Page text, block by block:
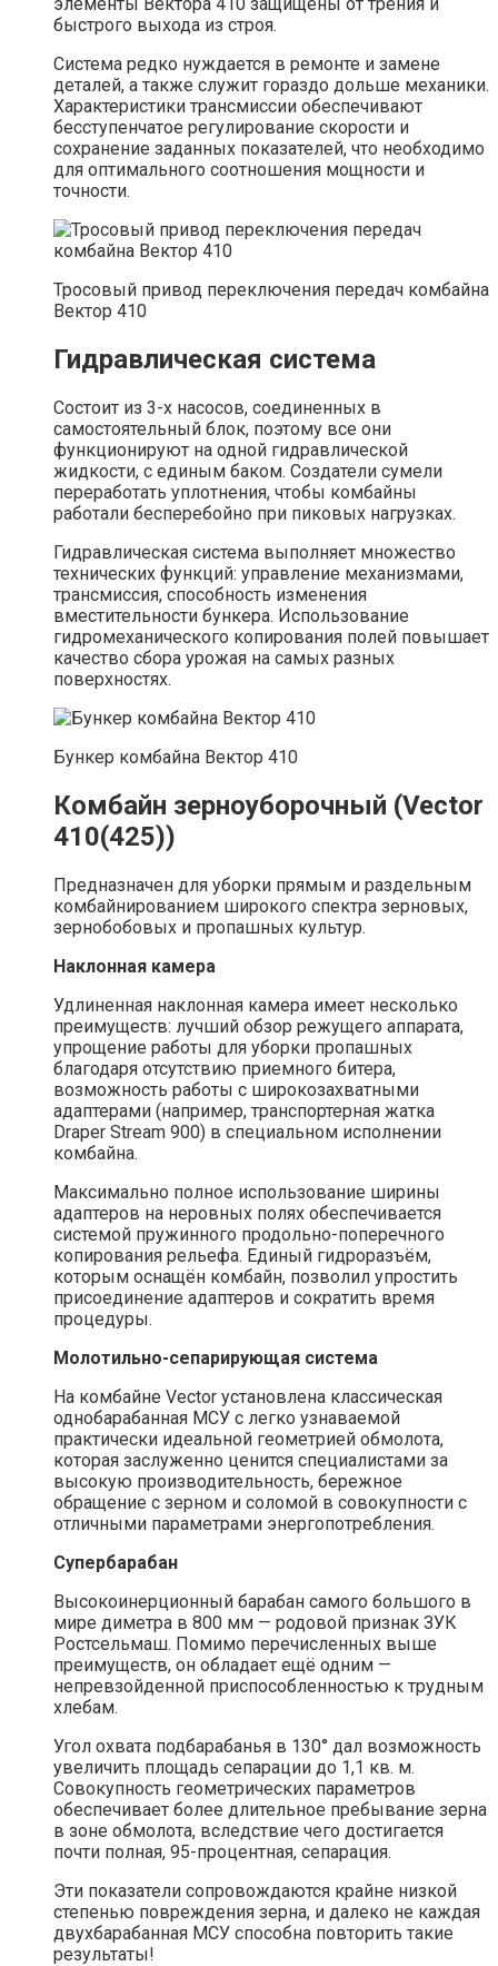
быстрого выхода из строя.
Система редко нуждается в ремонте и замене
деталей, а также служит гораздо дольше механики.
Характеристики трансмиссии обеспечивают
бесступенчатое регулирование скорости и
сохранение заданных показателей, что необходимо
для оптимального соотношения мощности и
точности.
Тросовый привод переключения передач комбайна
Вектор 410
Гидравлическая система
Состоит из 3-х насосов, соединенных в
самостоятельный блок, поэтому все они
функционируют на одной гидравлической
жидкости, с единым баком. Создатели сумели
переработать уплотнения, чтобы комбайны
работали бесперебойно при пиковых нагрузках.
Гидравлическая система выполняет множество
технических функций: управление механизмами,
трансмиссия, способность изменения
вместительности бункера. Использование
гидромеханического копирования полей повышает
качество сбора урожая на самых разных
поверхностях.
Бункер комбайна Вектор 410
Комбайн зерноуборочный (Vector
410(425))
Предназначен для уборки прямым и раздельным
комбайнированием широкого спектра зерновых,
зернобобовых и пропашных культур.
Наклонная камера
Удлиненная наклонная камера имеет несколько
преимуществ: лучший обзор режущего аппарата,
упрощение работы для уборки пропашных
благодаря отсутствию приемного битера,
возможность работы с широкозахватными
адаптерами (например, транспортерная жатка
Draper Stream 900) в специальном исполнении
комбайна.
Максимально полное использование ширины
адаптеров на неровных полях обеспечивается
системой пружинного продольно-поперечного
копирования рельефа. Единый гидроразъём,
которым оснащён комбайн, позволил упростить
присоединение адаптеров и сократить время
процедуры.
Молотильно-сепарирующая система
На комбайне Vector установлена классическая
однобарабанная МСУ с легко узнаваемой
практически идеальной геометрией обмолота,
которая заслуженно ценится специалистами за
высокую производительность, бережное
обращение с зерном и соломой в совокупности с
отличными параметрами энергопотребления.
Супербарабан
Высокоинерционный барабан самого большого в
мире диметра в 800 мм — родовой признак ЗУК
Ростсельмаш. Помимо перечисленных выше
преимуществ, он обладает ещё одним —
непревзойденной приспособленностью к трудным
хлебам.
Угол охвата подбарабанья в 130° дал возможность
увеличить площадь сепарации до 1,1 кв. м.
Совокупность геометрических параметров
обеспечивает более длительное пребывание зерна
в зоне обмолота, вследствие чего достигается
почти полная, 95-процентная, сепарация.
Эти показатели сопровождаются крайне низкой
степенью повреждения зерна, и далеко не каждая
двухбарабанная МСУ способна повторить такие
результаты!